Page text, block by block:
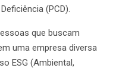
(PCD).
que buscam
uma empresa diversa
ESG (Ambiental,